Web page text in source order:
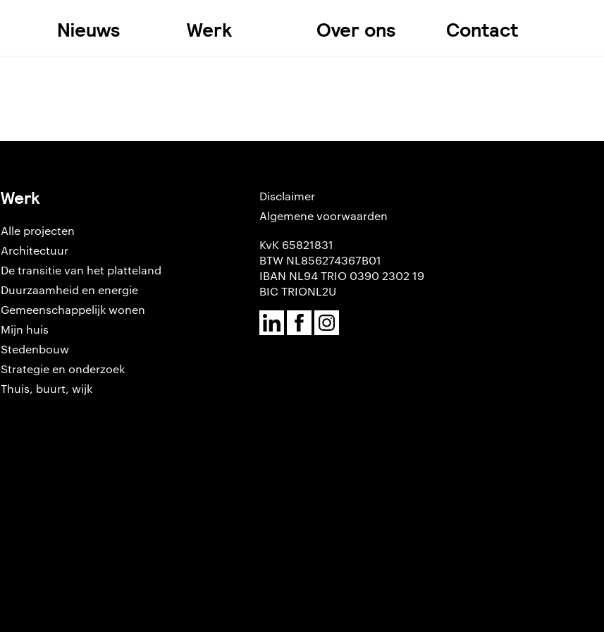
Nieuws Werk Over ons Contact
Werk
Alle projecten
Architectuur
De transitie van het platteland
Duurzaamheid en energie
Gemeenschappelijk wonen
Mijn huis
Stedenbouw
Strategie en onderzoek
Thuis, buurt, wijk
Disclaimer
Algemene voorwaarden
KvK 65821831
BTW NL856274367B01
IBAN NL94 TRIO 0390 2302 19
BIC TRIONL2U